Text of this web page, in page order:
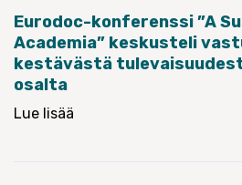
Eurodoc-konferenssi ”A
Academia” keskusteli
kestävästä
osalta
Lue lisää